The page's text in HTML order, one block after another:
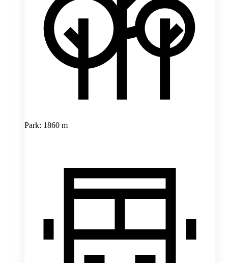
Park: 1860 m